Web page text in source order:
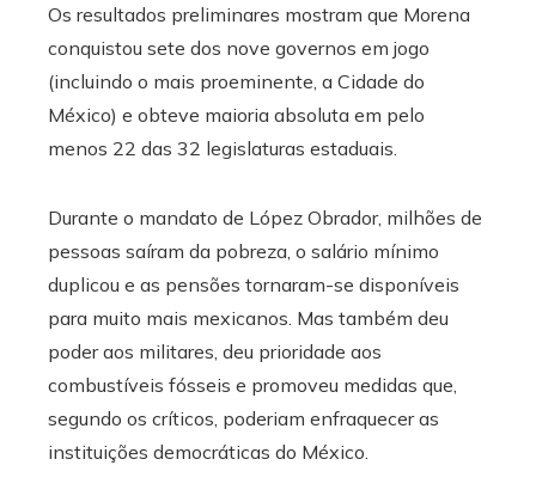
Os resultados preliminares mostram que Morena
conquistou sete dos nove governos em jogo
(incluindo o mais proeminente, a Cidade do
México) e obteve maioria absoluta em pelo
menos 22 das 32 legislaturas estaduais.
Durante o mandato de López Obrador, milhões de
pessoas saíram da pobreza, o salário mínimo
duplicou e as pensões tornaram-se disponíveis
para muito mais mexicanos. Mas também deu
poder aos militares, deu prioridade aos
combustíveis fósseis e promoveu medidas que,
segundo os críticos, poderiam enfraquecer as
instituições democráticas do México.